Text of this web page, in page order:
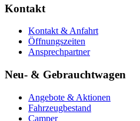
Kontakt
Kontakt & Anfahrt
Öffnungszeiten
Ansprechpartner
Neu- & Gebrauchtwagen
Angebote & Aktionen
Fahrzeugbestand
Camper